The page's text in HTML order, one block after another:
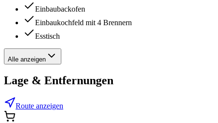
Einbaubackofen
Einbaukochfeld mit 4 Brennern
Esstisch
Alle anzeigen
Lage & Entfernungen
Route anzeigen